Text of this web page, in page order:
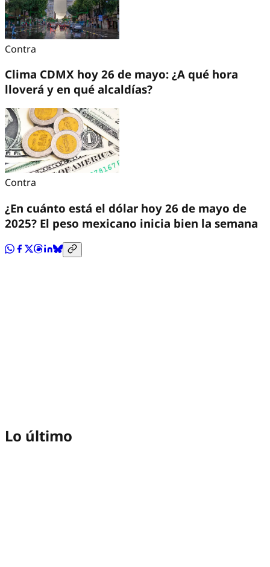
Contra
Clima CDMX hoy 26 de mayo: ¿A qué hora
lloverá y en qué alcaldías?
Contra
¿En cuánto está el dólar hoy 26 de mayo de
2025? El peso mexicano inicia bien la semana
Lo último